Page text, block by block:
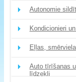
Autonomie
Kondicionieri
Eļļas,
Auto tīrīšanas
līdzekļi